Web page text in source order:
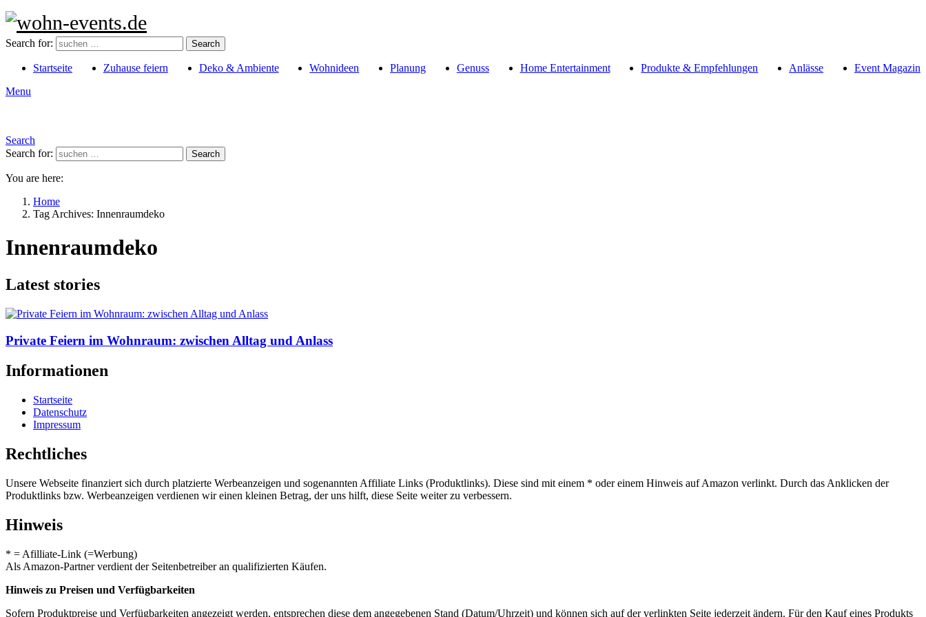
Search for: Search
Startseite Zuhause feiern Deko & Ambiente Wohnideen Planung Genuss Home Entertainment Produkte & Empfehlungen Anlässe
Event Magazin
Menu
Search
Search for:
Search
You are here:
Home
Tag Archives: Innenraumdeko
Innenraumdeko
Latest stories
Private Feiern im Wohnraum: zwischen Alltag und Anlass
Informationen
Startseite
Datenschutz
Impressum
Rechtliches
Unsere Webseite finanziert sich durch platzierte Werbeanzeigen und sogenannten Affiliate Links (Produktlinks). Diese sind mit einem * oder einem Hinweis auf Amazon verlinkt. Durch das Anklicken der
Produktlinks bzw. Werbeanzeigen verdienen wir einen kleinen Betrag, der uns hilft, diese Seite weiter zu verbessern.
Hinweis
* = Afilliate-Link (=Werbung)
Als Amazon-Partner verdient der Seitenbetreiber an qualifizierten Käufen.
Hinweis zu Preisen und Verfügbarkeiten
Sofern Produktpreise und Verfügbarkeiten angezeigt werden, entsprechen diese dem angegebenen Stand (Datum/Uhrzeit) und können sich auf der verlinkten Seite jederzeit ändern. Für den Kauf eines Produkts